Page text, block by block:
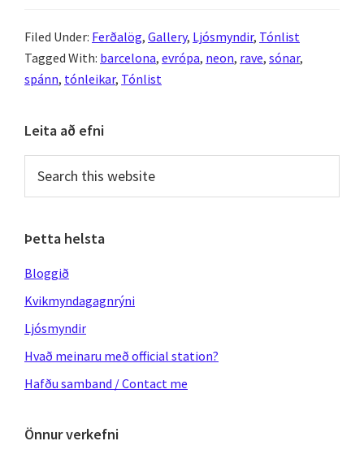
–
part
4
2008
by
Filed Under: Ferðalög, Gallery, Ljósmyndir, Tónlist
Tagged With: barcelona, evrópa, neon, rave, sónar,
spánn, tónleikar, Tónlist
Primary
Sidebar
Leita að efni
this
Þetta helsta
Bloggið
Kvikmyndagagnrýni
Ljósmyndir
Hvað meinaru með official station?
Hafðu samband / Contact me
Önnur verkefni